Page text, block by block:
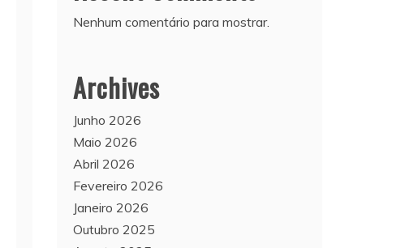
Nenhum comentário para mostrar.
Archives
Junho 2026
Maio 2026
Abril 2026
Fevereiro 2026
Janeiro 2026
Outubro 2025